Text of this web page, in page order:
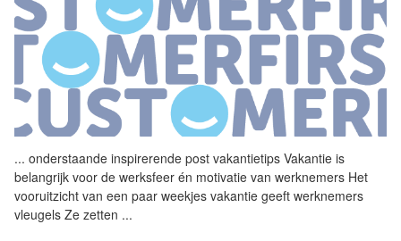
... onderstaande inspirerende post vakantietips Vakantie is
belangrijk voor de werksfeer én motivatie van werknemers Het
vooruitzicht van een paar weekjes vakantie geeft werknemers
vleugels Ze zetten ...